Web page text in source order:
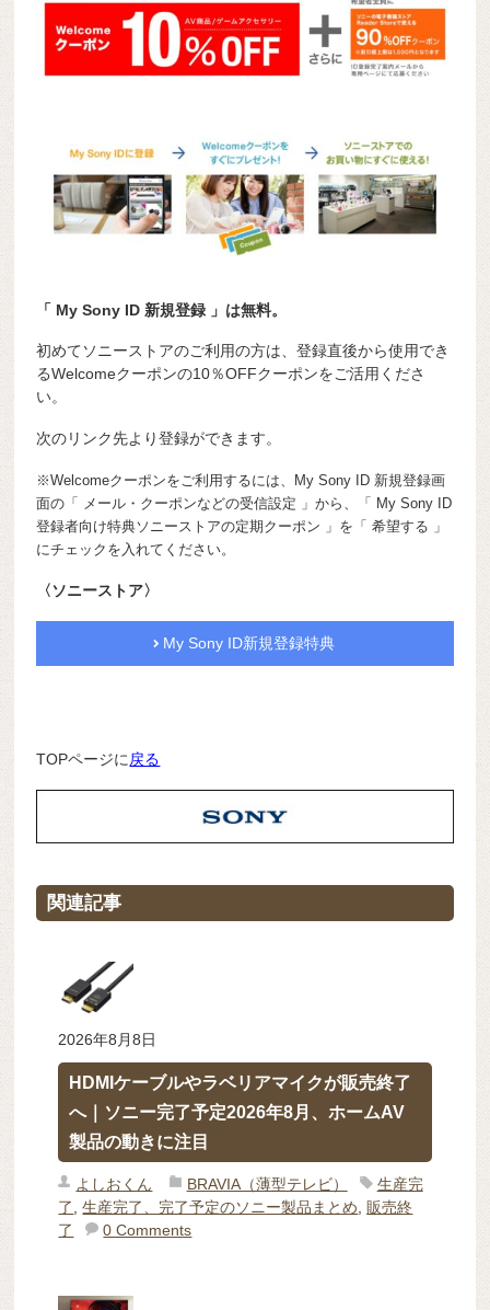
「 My Sony ID 新規登録 」は無料。
初めてソニーストアのご利用の方は、登録直後から使用でき
るWelcomeクーポンの10％OFFクーポンをご活用くださ
い。
次のリンク先より登録ができます。
※Welcomeクーポンをご利用するには、My Sony ID 新規登録画
面の「 メール・クーポンなどの受信設定 」から、「 My Sony ID
登録者向け特典ソニーストアの定期クーポン 」を「 希望する 」
にチェックを入れてください。
〈ソニーストア〉
My Sony ID新規登録特典
TOPページに 戻る
関連記事
2026年8月8日
HDMIケーブルやラベリアマイクが販売終了
へ｜ソニー完了予定2026年8月、ホームAV
製品の動きに注目
よしおくん BRAVIA（薄型テレビ）
生産完
了
,生産完了、完了予定のソニー製品まとめ
販売終
了
0 Comments